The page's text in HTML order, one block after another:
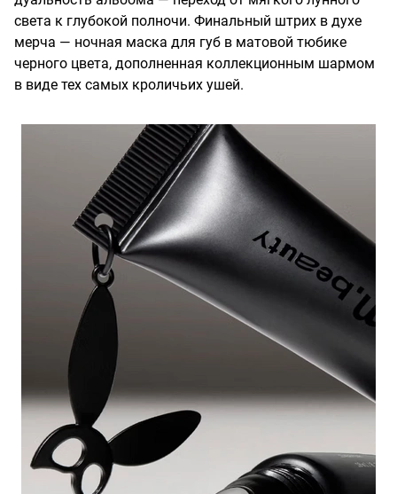
света к глубокой полночи. Финальный штрих в духе
мерча — ночная маска для губ в матовой тюбике
черного цвета, дополненная коллекционным шармом
в виде тех самых кроличьих ушей.